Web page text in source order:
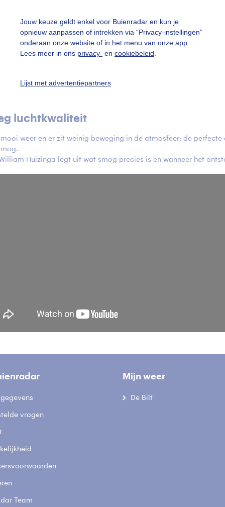
Jouw keuze geldt enkel voor Buienradar en kun je
opnieuw aanpassen of intrekken via “Privacy-instellingen”
onderaan onze website of in het menu van onze app.
Lees meer in ons privacy- en cookiebeleid
Lijst met advertentiepartners
zijn ontwikkeld in samenwerking met
luchtkwaliteit
mooi weer en er zit weinig beweging in de atmosfeer: de perfecte
Huizinga legt uit wat smog precies is en wanneer het
vragen
Team
Mijn weer
De Bilt